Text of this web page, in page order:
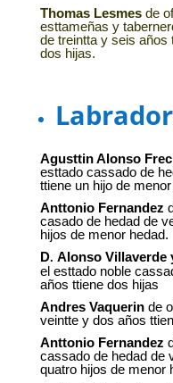
Thomas Lesmesde
esttameñas y
de treintta y seis años
dos hijas.
Agusttin Alonso
esttado cassado de
ttiene un hijo de
Anttonio Fernandez
casado de hedad de
hijos de menor hedad.
D. Alonso Villaverde
el esttado noble
años ttiene dos hijas
Andres Vaquerin de
veintte y dos años
Anttonio Fernandez
cassado de hedad de
quatro hijos de menor